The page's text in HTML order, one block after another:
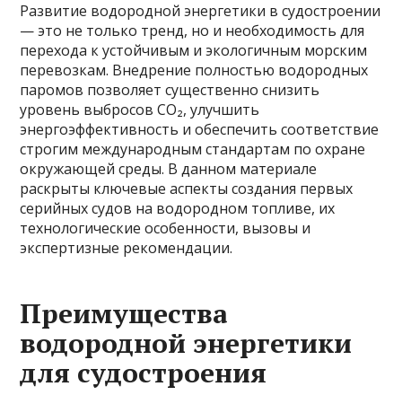
Развитие водородной энергетики в судостроении
— это не только тренд, но и необходимость для
перехода к устойчивым и экологичным морским
перевозкам. Внедрение полностью водородных
паромов позволяет существенно снизить
уровень выбросов СО₂, улучшить
энергоэффективность и обеспечить соответствие
строгим международным стандартам по охране
окружающей среды. В данном материале
раскрыты ключевые аспекты создания первых
серийных судов на водородном топливе, их
технологические особенности, вызовы и
экспертизные рекомендации.
Преимущества
водородной энергетики
для судостроения